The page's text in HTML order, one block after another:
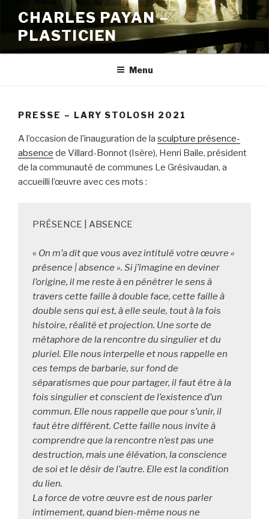
contenu
CHARLES PAYAN –
PLASTICIEN
Menu
PRESSE – LARY STOLOSH 2021
A l’occasion de l’inauguration de la sculpture présence-
absence de Villard-Bonnot (Isère), Henri Baile, président
de la communauté de communes Le Grésivaudan, a
accueilli l’œuvre avec ces mots :
PRÉSENCE | ABSENCE
« On m’a dit que vous avez intitulé votre œuvre «
présence | absence ». Si j’imagine en deviner
l’origine, il me reste à en pénétrer le sens à
travers cette faille à double face, cette faille à
double sens qui est, à elle seule, tout à la fois
histoire, réalité et projection. Une sorte de
métaphore de la rencontre du singulier et du
pluriel. Elle nous interpelle et nous rappelle en
ces temps de barbarie, sur fond de
séparatismes que pour partager, il faut être à la
fois singulier et conscient de l’existence d’un
commun. Elle nous rappelle que pour s’unir, il
faut être différent. Cette faille nous invite à
comprendre que la rencontre n’est pas une
destruction, mais une élévation, la conscience
de soi et le désir de l’autre. Elle est la condition
du lien.
La force de votre œuvre est de nous parler
intimement, quand bien-même nous ne